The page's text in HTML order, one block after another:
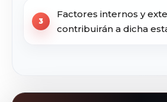
Factores internos y
contribuirán a dicha